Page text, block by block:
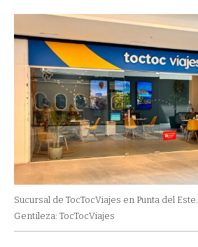
Sucursal de TocTocViajes en Punta del Este.
Gentileza: TocTocViajes